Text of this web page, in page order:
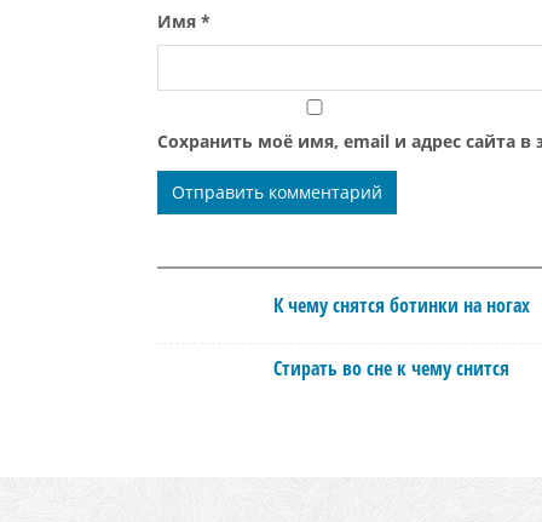
Имя *
Сохранить моё имя, email и адрес сайта
К чему снятся ботинки на ногах
Стирать во сне к чему снится